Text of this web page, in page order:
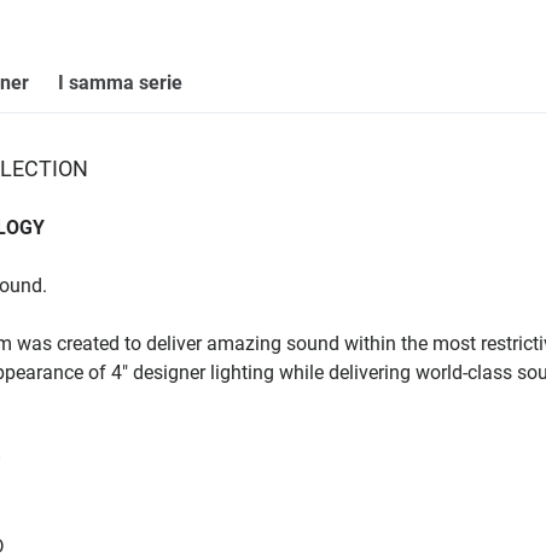
I samma serie
was created to deliver amazing sound within the most
of 4″ designer lighting while delivering world-class